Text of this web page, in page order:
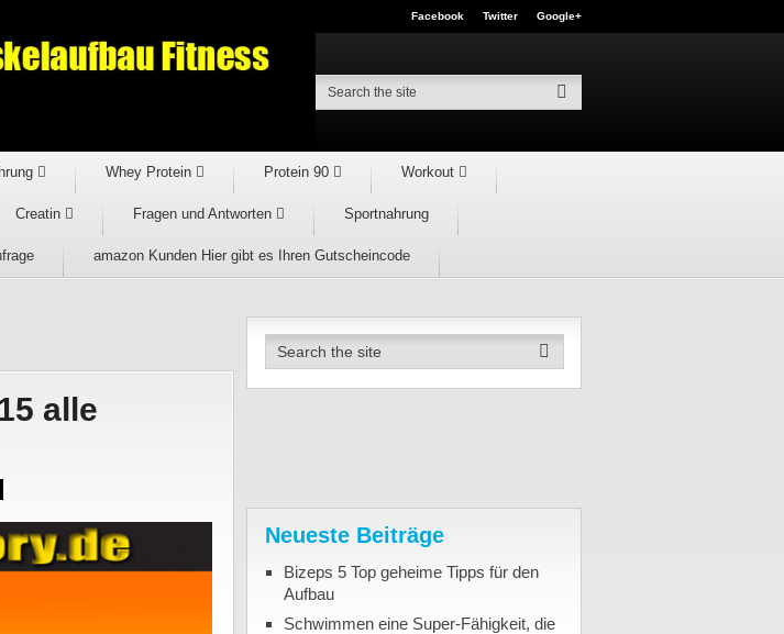
Facebook Twitter Google+
Whey Protein Protein 90 Workout
Creatin Fragen und Antworten Sportnahrung
amazon Kunden Hier gibt es Ihren Gutscheincode
alle
Neueste Beiträge
Bizeps 5 Top geheime Tipps für den
Aufbau
Schwimmen eine Super-Fähigkeit, die